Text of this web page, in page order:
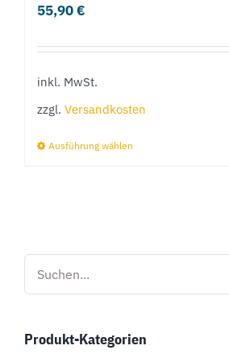
55,90€
inkl. MwSt.
zzgl. Versandkosten
Ausführung wählen
Die
können
Produkt-Kategorien